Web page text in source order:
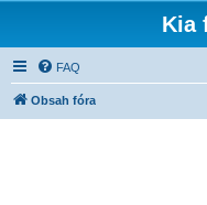
Kia
FAQ
Obsah fóra